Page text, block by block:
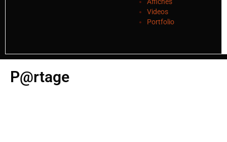
Affiches
Videos
Portfolio
P@rtage